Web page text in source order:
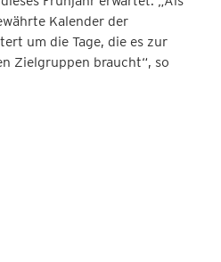
Kalender der
um die Tage, die es zur
Zielgruppen braucht“, so